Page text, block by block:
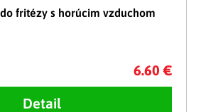
fritézy s horúcim vzduchom
6.60 €
Detail